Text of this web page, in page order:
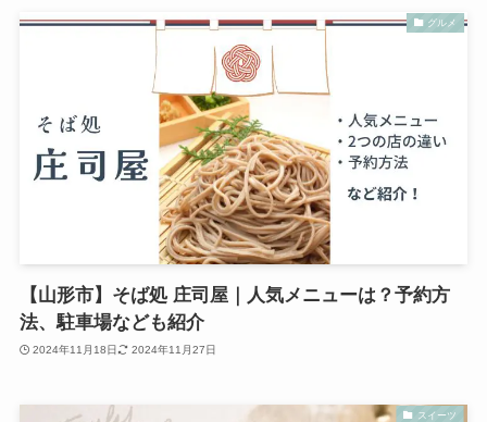
グルメ
【山形市】そば処 庄司屋｜人気メニューは？予約方
法、駐車場なども紹介
2024年11月18日 2024年11月27日
スイーツ